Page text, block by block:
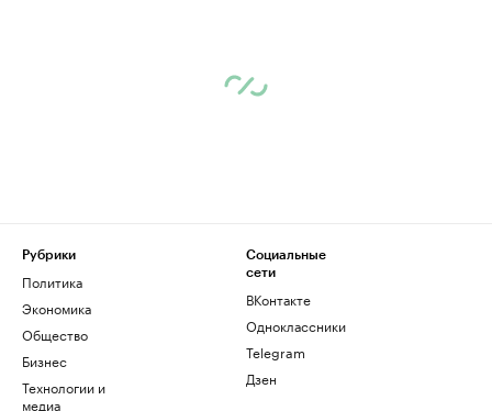
Рубрики
Политика
Экономика
Общество
Бизнес
Технологии и
медиа
Социальные
сети
ВКонтакте
Одноклассники
Telegram
Дзен